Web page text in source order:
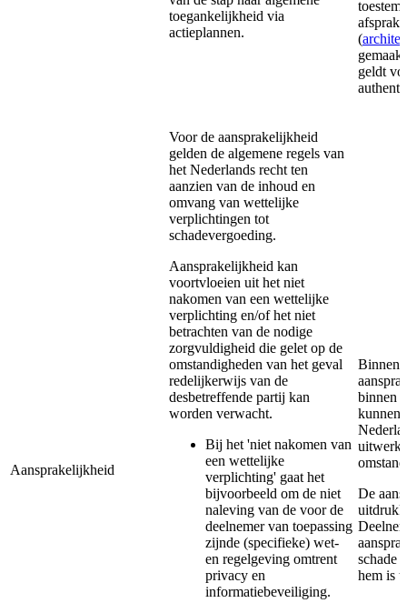
toegankelijkheid via
actieplannen.
(
geldt
Aansprakelijkheid
Voor de aansprakelijkheid
gelden de algemene regels van
het Nederlands recht ten
aanzien van de inhoud en
omvang van wettelijke
verplichtingen tot
schadevergoeding.
Aansprakelijkheid kan
voortvloeien uit het niet
nakomen van een wettelijke
verplichting en/of het niet
betrachten van de nodige
zorgvuldigheid die gelet op de
omstandigheden van het geval
redelijkerwijs van de
desbetreffende partij kan
worden verwacht.
Bij het 'niet nakomen van
een wettelijke
verplichting' gaat het
bijvoorbeeld om de niet
naleving van de voor de
deelnemer van toepassing
zijnde (specifieke) wet-
en regelgeving omtrent
privacy en
informatiebeveiliging.
Binnen
binnen
kunnen
De
schade
hem is